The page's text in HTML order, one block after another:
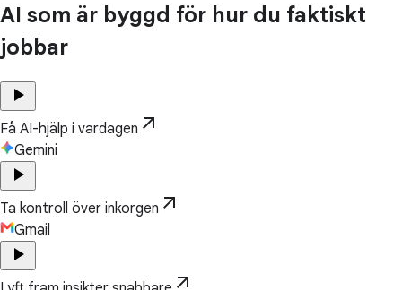
AI som är byggd för hur du faktiskt
jobbar
play_arrow
Få AI-hjälp i vardagen arrow_outward
Gemini
play_arrow
Ta kontroll över inkorgen arrow_outward
Gmail
play_arrow
arrow_outward